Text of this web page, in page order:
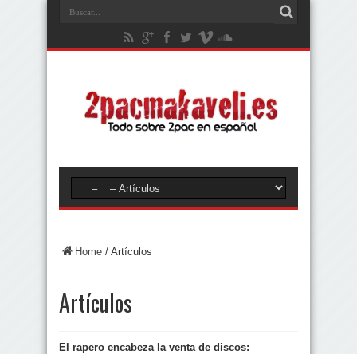
Home / Artículos
Artículos
El rapero encabeza la venta de discos: